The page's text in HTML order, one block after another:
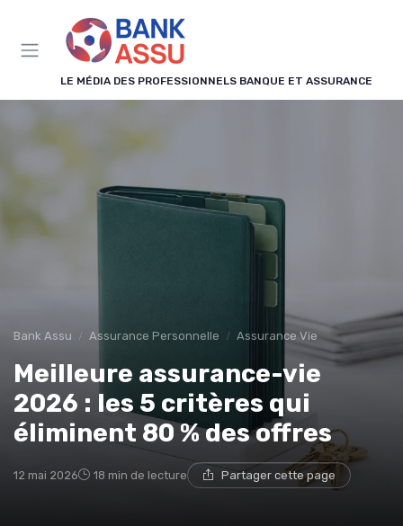
LE MÉDIA DES PROFESSIONNELS BANQUE ET ASSURANCE
Bank Assu Assurance Personnelle Assurance Vie
Meilleure assurance-vie
2026 : les 5 critères qui
éliminent 80 % des offres
12 mai 2026 18 min de lecture Partager cette page